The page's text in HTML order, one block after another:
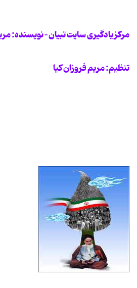
مرکز یادگیری سایت تبیان – نویسنده:
تنظیم: مریم فروزان کیا